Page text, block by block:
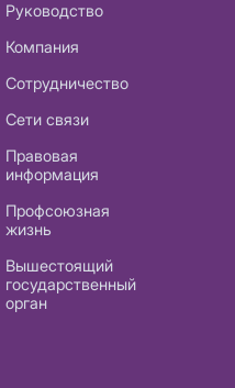
Руководство
Компания
Сотрудничество
Сети связи
Правовая
информация
Профсоюзная
жизнь
Вышестоящий
государственный
орган